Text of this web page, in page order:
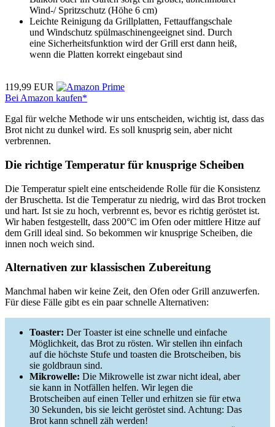
Wind-/ Spritzschutz (Höhe 6 cm)
Leichte Reinigung da Grillplatten, Fettauffangschale
und Windschutz spülmaschinengeeignet sind. Durch
eine Sicherheitsfunktion wird der Grill erst dann heiß,
wenn die Platten korrekt eingebaut sind
119,99 EUR
Bei Amazon kaufen*
Egal für welche Methode wir uns entscheiden, wichtig ist, dass das
Brot nicht zu dunkel wird. Es soll knusprig sein, aber nicht
verbrennen.
Die richtige Temperatur für knusprige Scheiben
Die Temperatur spielt eine entscheidende Rolle für die Konsistenz
der Bruschetta. Ist die Temperatur zu niedrig, wird das Brot trocken
und hart. Ist sie zu hoch, verbrennt es, bevor es richtig geröstet ist.
Wir haben festgestellt, dass 200°C im Ofen oder mittlere Hitze auf
dem Grill ideal sind. So bekommen wir knusprige Scheiben, die
innen noch weich sind.
Alternativen zur klassischen Zubereitung
Manchmal haben wir keine Zeit, den Ofen oder Grill anzuwerfen.
Für diese Fälle gibt es ein paar schnelle Alternativen:
Toaster: Der Toaster ist eine schnelle und einfache
Möglichkeit, das Brot zu rösten. Wir stellen ihn einfach
auf die höchste Stufe und toasten die Brotscheiben, bis
sie goldbraun sind.
Mikrowelle: Die Mikrowelle ist zwar nicht ideal, aber
sie kann in Notfällen helfen. Wir legen die
Brotscheiben auf einen Teller und erhitzen sie für etwa
30 Sekunden, bis sie leicht geröstet sind. Achtung: Das
Brot kann schnell zäh werden!